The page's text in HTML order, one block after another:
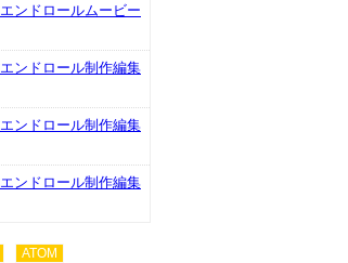
ンドロールムービー
ンドロール制作編集
ンドロール制作編集
ンドロール制作編集
ATOM